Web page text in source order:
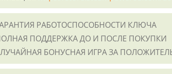
РАБОТОСПОСОБНОСТИ КЛЮЧА
ПОДДЕРЖКА ДО И ПОСЛЕ ПОКУПКИ
БОНУСНАЯ ИГРА ЗА